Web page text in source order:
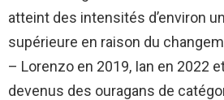
atteint des intensités d’environ
supérieure en raison du
– Lorenzo en 2019, Ian en 2022
devenus des ouragans de